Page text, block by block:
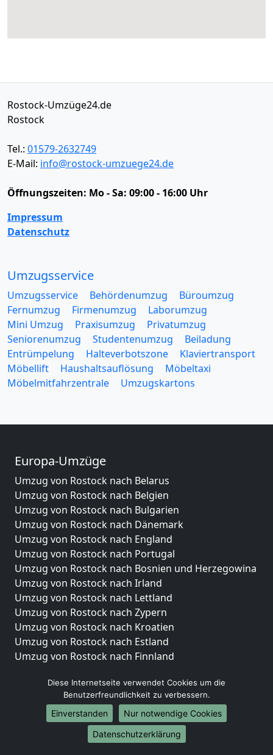
Rostock-Umzüge24.de
Rostock
Tel.: 01579-2632749
E-Mail: info@rostock-umzuege24.de
Öffnungszeiten: Mo - Sa: 09:00 - 16:00 Uhr
Impressum
Datenschutz
Umzugsservice
Umzugsservice Behördenumzug
Büroumzug
Fernumzug
Firmenumzug
Laborumzug
Mini Umzug
Praxisumzug
Privatumzug
Seniorenumzug
Studentenumzug
Beiladung
Entrümpelung
Halteverbotszone
Klaviertransport
Möbellift
Haushaltsauflösung
Möbeltaxi
Möbelmitfahrzentrale
Umzugskartons
Europa-Umzüge
Umzug von Rostock nach Belarus
Umzug von Rostock nach Belgien
Umzug von Rostock nach Bulgarien
Umzug von Rostock nach Dänemark
Umzug von Rostock nach England
Umzug von Rostock nach Portugal
Umzug von Rostock nach Bosnien und Herzegowina
Umzug von Rostock nach Irland
Umzug von Rostock nach Lettland
Umzug von Rostock nach Zypern
Umzug von Rostock nach Kroatien
Umzug von Rostock nach Estland
Umzug von Rostock nach Finnland
Umzug von Rostock nach Griechenland
Umzug von Rostock nach Italien
Umzug von Rostock nach Liechtenstein
Umzug von Rostock nach Luxemburg
Umzug von Rostock nach Niederlande
Diese Internetseite verwendet Cookies um die
Benutzerfreundlichkeit zu verbessern.
Einverstanden
Nur notwendige Cookies
Datenschutzerklärung